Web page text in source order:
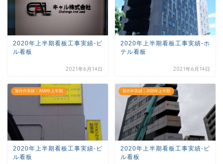
2020年上半期看板工事実績-ビ
ル看板
2021年6月14日
2020年上半期看板工事実績-ホ
テル看板
2021年6月14日
製作作実績｜2020年上半期
2020年上半期看板工事実績-ビ
ル看板
製作作実績｜2020年上半期
2020年上半期看板工事実績-ビ
ル看板